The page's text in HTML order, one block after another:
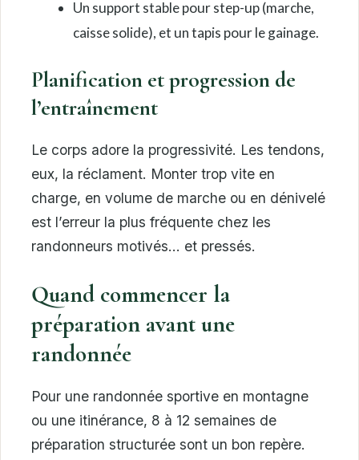
Un support stable pour step-up (marche,
caisse solide), et un tapis pour le gainage.
Planification et progression de
l’entraînement
Le corps adore la progressivité. Les tendons,
eux, la réclament. Monter trop vite en
charge, en volume de marche ou en dénivelé
est l’erreur la plus fréquente chez les
randonneurs motivés… et pressés.
Quand commencer la
préparation avant une
randonnée
Pour une randonnée sportive en montagne
ou une itinérance, 8 à 12 semaines de
préparation structurée sont un bon repère.